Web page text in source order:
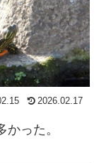
2026.02.17
った。